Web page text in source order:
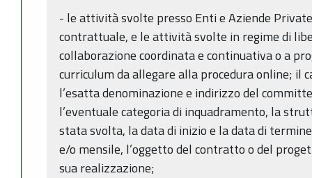
- le attività svolte presso Enti e Aziende
contrattuale, e le attività svolte in regime di
collaborazione coordinata e continuativa o a
curriculum da allegare alla procedura online; il
l’esatta denominazione e indirizzo del
l’eventuale categoria di inquadramento, la
stata svolta, la data di inizio e la data di
e/o mensile, l’oggetto del contratto o del
sua realizzazione;